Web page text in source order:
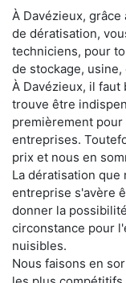
À Davézieux,
de dératisation,
techniciens, pour
de stockage,
À Davézieux, il faut
trouve être
premièrement pour
entreprises.
prix et nous en
La dératisation
entreprise s'avère
donner la
circonstance pour
nuisibles.
Nous faisons en